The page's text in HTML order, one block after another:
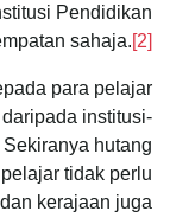
Pendidikan
sahaja.[2]
para pelajar
institusi-
hutang
tidak perlu
kerajaan juga